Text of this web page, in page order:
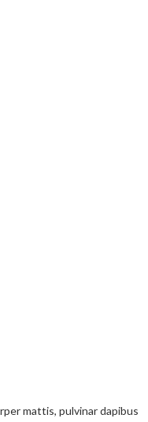
mattis, pulvinar dapibus